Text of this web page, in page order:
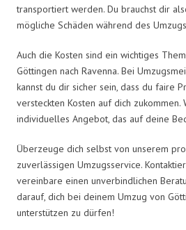
transportiert werden. Du brauchst dir
mögliche Schäden während des
Auch die Kosten sind ein wichtiges
Göttingen nach Ravenna. Bei
kannst du dir sicher sein, dass du faire
versteckten Kosten auf dich
individuelles Angebot, das auf deine
Überzeuge dich selbst von unserem
zuverlässigen Umzugsservice.
vereinbare einen unverbindlichen
darauf, dich bei deinem Umzug von
unterstützen zu dürfen!